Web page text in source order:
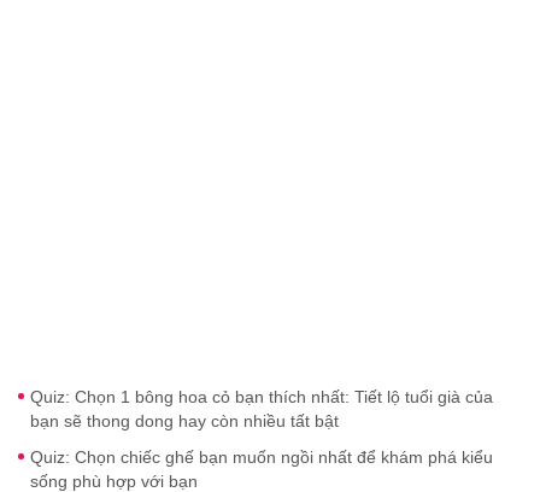
Quiz: Chọn 1 bông hoa cỏ bạn thích nhất: Tiết lộ tuổi già của
bạn sẽ thong dong hay còn nhiều tất bật
Quiz: Chọn chiếc ghế bạn muốn ngồi nhất để khám phá kiểu
sống phù hợp với bạn